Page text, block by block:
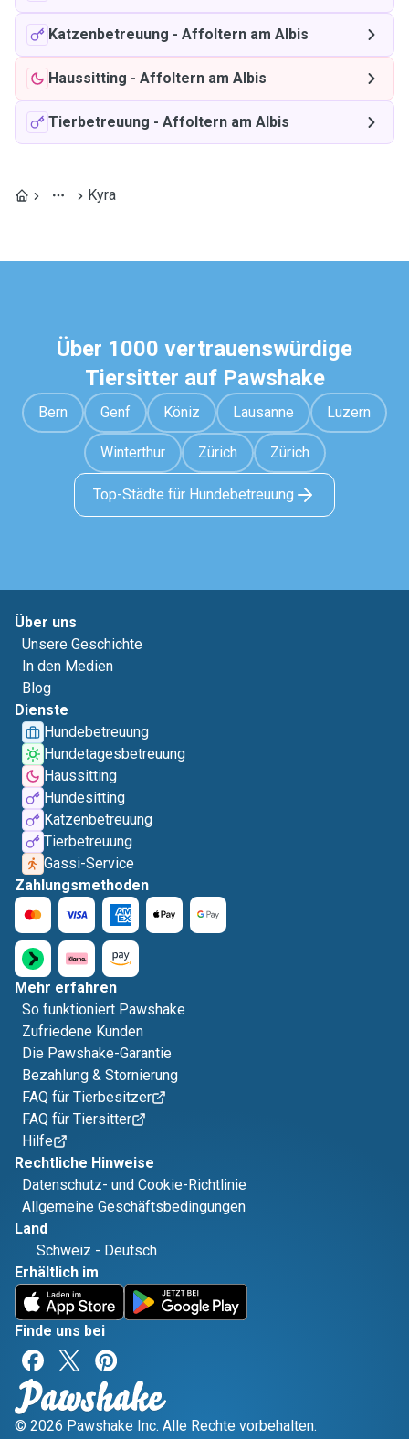
Katzenbetreuung - Affoltern am Albis
Haussitting - Affoltern am Albis
Tierbetreuung - Affoltern am Albis
Kyra
Über 1000 vertrauenswürdige
Tiersitter auf Pawshake
Bern Genf Köniz Lausanne Luzern
Winterthur Zürich Zürich
Top-Städte für Hundebetreuung
Über uns
Unsere Geschichte
In den Medien
Blog
Dienste
Hundebetreuung
Hundetagesbetreuung
Haussitting
Hundesitting
Katzenbetreuung
Tierbetreuung
Gassi-Service
Zahlungsmethoden
Mehr erfahren
So funktioniert Pawshake
Zufriedene Kunden
Die Pawshake-Garantie
Bezahlung & Stornierung
FAQ für Tierbesitzer
FAQ für Tiersitter
Hilfe
Rechtliche Hinweise
Datenschutz- und Cookie-Richtlinie
Allgemeine Geschäftsbedingungen
Land
Schweiz - Deutsch
Erhältlich im
Finde uns bei
© 2026 Pawshake Inc. Alle Rechte vorbehalten.